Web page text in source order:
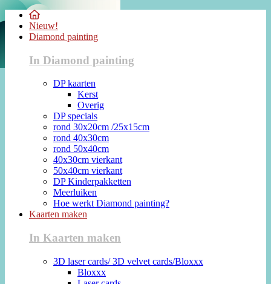
Nieuw!
Diamond painting
In Diamond painting
DP kaarten
Kerst
Overig
DP specials
rond 30x20cm /25x15cm
rond 40x30cm
rond 50x40cm
40x30cm vierkant
50x40cm vierkant
DP Kinderpakketten
Meerluiken
Hoe werkt Diamond painting?
Kaarten maken
In Kaarten maken
3D laser cards/ 3D velvet cards/Bloxxx
Bloxxx